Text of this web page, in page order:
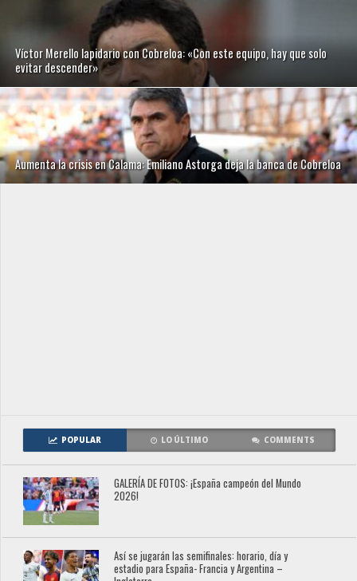
Víctor Merello lapidario con Cobreloa: «Con este equipo, hay que solo
evitar descender»
Aumenta la crisis en Calama: Emiliano Astorga deja la banca de Cobreloa
POPULAR LO ÚLTIMO COMMENTS
GALERÍA DE FOTOS: ¡España campeón del Mundo
2026!
Así se jugarán las semifinales: horario, día y
estadio para España- Francia y Argentina –